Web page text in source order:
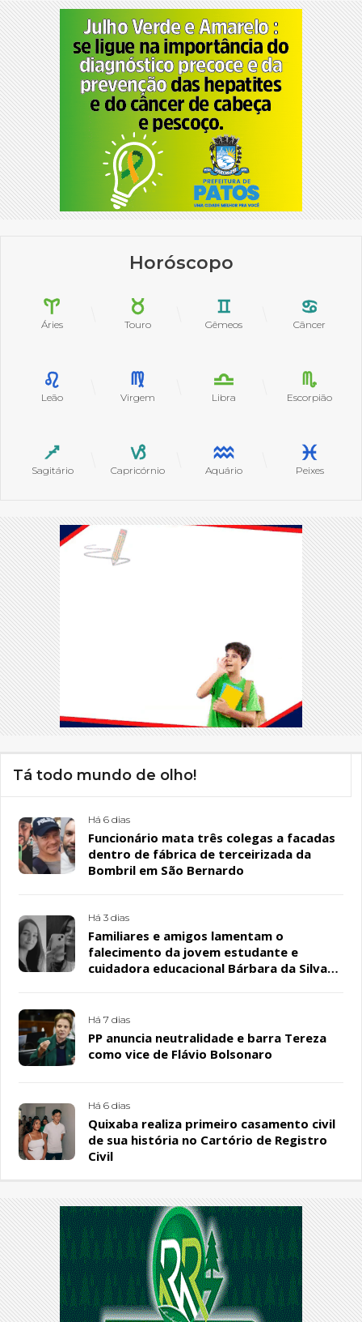
Horóscopo
Áries Touro Gêmeos Câncer
Leão Virgem Libra Escorpião
Sagitário Capricórnio Aquário Peixes
Tá todo mundo de olho!
Há 6 dias
Funcionário mata três colegas a facadas
dentro de fábrica de terceirizada da
Bombril em São Bernardo
Há 3 dias
Familiares e amigos lamentam o
falecimento da jovem estudante e
cuidadora educacional Bárbara da Silva
Há 7 dias
PP anuncia neutralidade e barra Tereza
como vice de Flávio Bolsonaro
Há 6 dias
Quixaba realiza primeiro casamento civil
de sua história no Cartório de Registro
Civil